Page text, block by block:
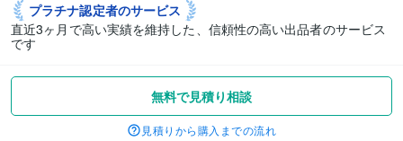
プラチナ認定者のサービス
直近3ヶ月で高い実績を維持した、信頼性の高い出品者のサービス
です
無料で見積り相談
見積りから購入までの流れ